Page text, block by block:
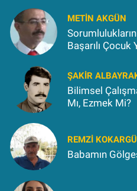
METIN AKGÜN
Başarılı
ŞAKIR
Bilimsel
Mı, Ezmek Mi?
REMZI
Babamın